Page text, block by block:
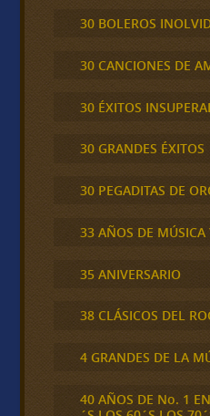
30 BOLEROS
30 CANCIONES DE
30 ÉXITOS
30 GRANDES ÉXITOS
30 PEGADITAS DE
33 AÑOS DE
35 ANIVERSARIO
38 CLÁSICOS DEL
4 GRANDES DE LA
40 AÑOS DE No. 1